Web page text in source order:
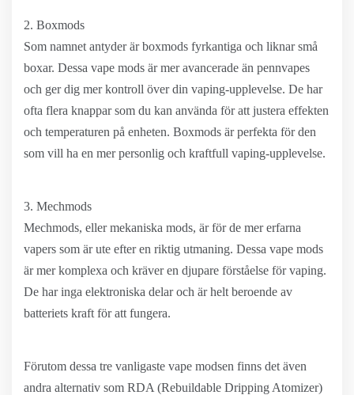
2. Boxmods
Som namnet antyder är boxmods fyrkantiga och liknar små
boxar. Dessa vape mods är mer avancerade än pennvapes
och ger dig mer kontroll över din vaping-upplevelse. De har
ofta flera knappar som du kan använda för att justera effekten
och temperaturen på enheten. Boxmods är perfekta för den
som vill ha en mer personlig och kraftfull vaping-upplevelse.
3. Mechmods
Mechmods, eller mekaniska mods, är för de mer erfarna
vapers som är ute efter en riktig utmaning. Dessa vape mods
är mer komplexa och kräver en djupare förståelse för vaping.
De har inga elektroniska delar och är helt beroende av
batteriets kraft för att fungera.
Förutom dessa tre vanligaste vape modsen finns det även
andra alternativ som RDA (Rebuildable Dripping Atomizer)